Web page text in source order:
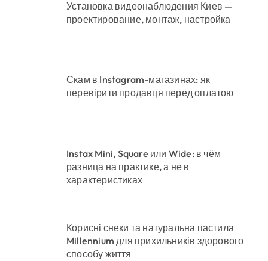
Установка видеонаблюдения Киев —
проектирование, монтаж, настройка
Скам в Instagram-магазинах: як
перевірити продавця перед оплатою
Instax Mini, Square или Wide: в чём
разница на практике, а не в
характеристиках
Корисні снеки та натуральна пастила
Millennium для прихильників здорового
способу життя